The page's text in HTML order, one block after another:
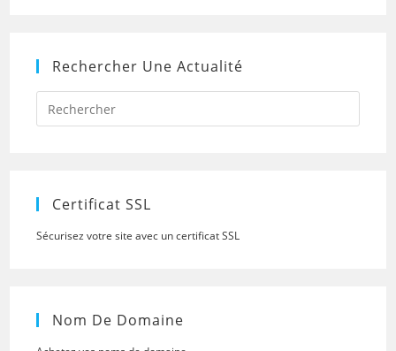
Rechercher Une Actualité
Press
to
Certificat SSL
Sécurisez votre site avec un certificat SSL
Nom De Domaine